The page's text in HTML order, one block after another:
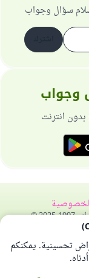
سؤال وجواب
وجواب
انترنت
©
تحسينية. يمكنكم